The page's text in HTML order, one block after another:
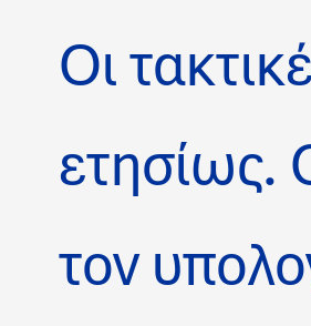
Οι
ετησίως.
τον